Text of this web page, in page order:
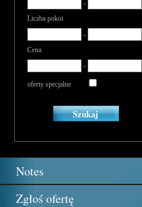
-
Liczba pokoi
-
Cena
-
oferty specjalne
Notes
Zgłoś ofertę